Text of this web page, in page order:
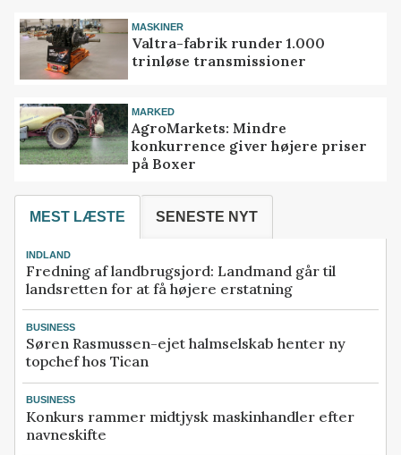
MASKINER
Valtra-fabrik runder 1.000
trinløse transmissioner
MARKED
AgroMarkets: Mindre
konkurrence giver højere priser
på Boxer
MEST LÆSTE SENESTE NYT
INDLAND
Fredning af landbrugsjord: Landmand går til
landsretten for at få højere erstatning
BUSINESS
Søren Rasmussen-ejet halmselskab henter ny
topchef hos Tican
BUSINESS
Konkurs rammer midtjysk maskinhandler efter
navneskifte